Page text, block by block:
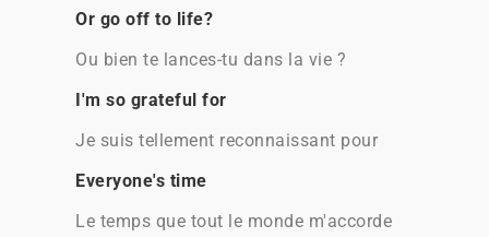
Or go off to life?
Ou bien te lances-tu dans la vie ?
I'm so grateful for
Je suis tellement reconnaissant pour
Everyone's time
Le temps que tout le monde m'accorde